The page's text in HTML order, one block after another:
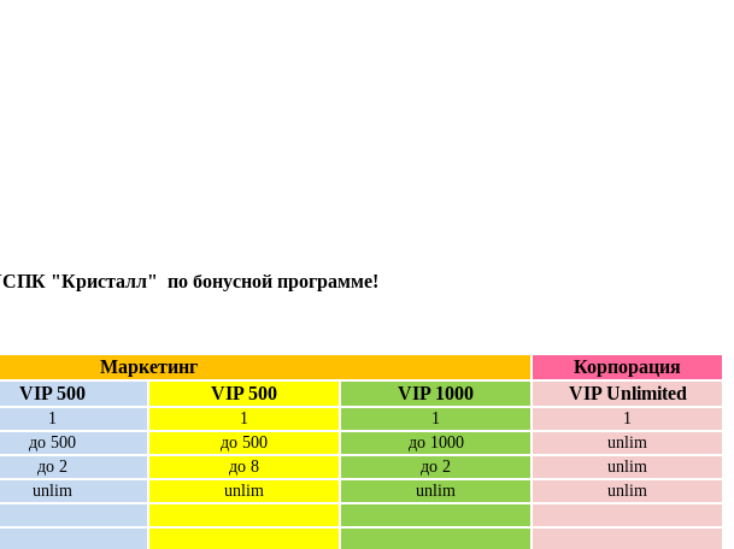
"Кристалл" по бонусной программе!
Маркетинг
Корпорация
VIP 500 VIP 500 VIP 1000 VIP Unlimited
1 1 1
1
до 500 до 500 до 1000
unlim
до 2 до 8 до 2
unlim
unlim unlim unlim
unlim